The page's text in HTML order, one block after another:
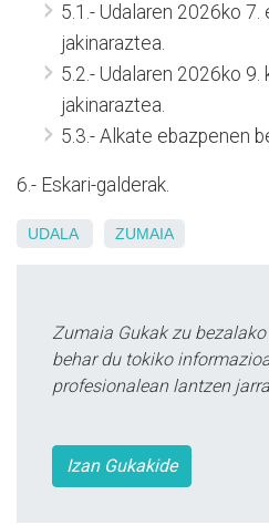
5.1.- Udalaren 2026ko 7.
jakinaraztea.
5.2.- Udalaren 2026ko 9.
jakinaraztea.
5.3.- Alkate ebazpenen
6.- Eskari-galderak.
UDALA ZUMAIA
Zumaia Gukak zu
behar du tokiko
profesionalean lantzen
Izan Gukakide